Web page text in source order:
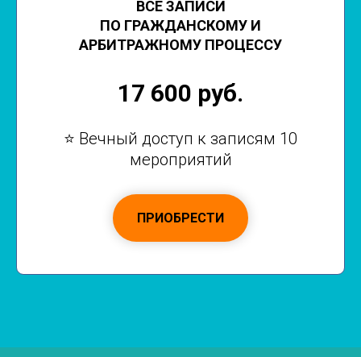
ВСЕ ЗАПИСИ
ПО ГРАЖДАНСКОМУ И
АРБИТРАЖНОМУ ПРОЦЕССУ
17 600 руб.
⭐ Вечный доступ к записям 10
мероприятий
ПРИОБРЕСТИ